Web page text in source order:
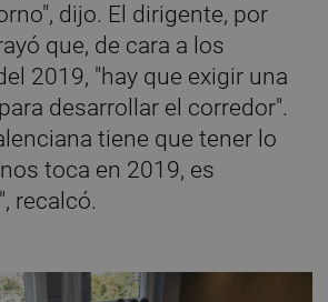
dijo. El dirigente, por
que, de cara a los
2019, "hay que exigir una
desarrollar el corredor".
tiene que tener lo
toca en 2019, es
recalcó.